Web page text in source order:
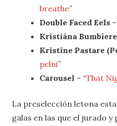
breathe”
Double Faced Eels
Kristiāna Bumbiere
Kristīne Pastare
pelni”
Carousel – “That
La preselección letona
galas en las que el jurado